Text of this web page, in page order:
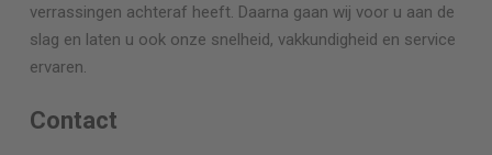
verrassingen achteraf heeft. Daarna gaan wij voor u aan de
slag en laten u ook onze snelheid, vakkundigheid en service
ervaren.
Contact